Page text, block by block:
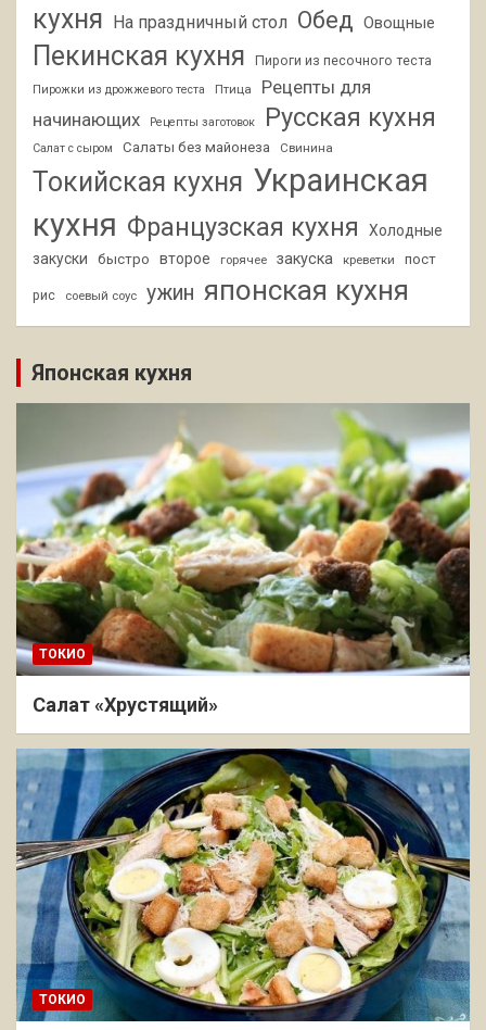
кухня
На праздничный стол Обед Овощные
Пекинская кухня Пироги из песочного теста
Пирожки из дрожжевого теста Птица
Рецепты для
начинающих
Рецепты заготовок Русская кухня
Салат с сыром Салаты без майонеза Свинина
Токийская кухня Украинская
кухня Французская кухня
Холодные
закуски
быстро второе горячее закуска креветки пост
рис соевый соус ужин японская кухня
Японская кухня
ТОКИО
Салат «Хрустящий»
ТОКИО